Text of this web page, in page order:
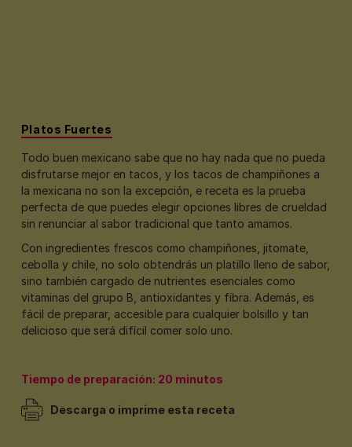
Platos Fuertes
Todo buen mexicano sabe que no hay nada que no pueda
disfrutarse mejor en tacos, y los tacos de champiñones a
la mexicana no son la excepción, e receta es la prueba
perfecta de que puedes elegir opciones libres de crueldad
sin renunciar al sabor tradicional que tanto amamos.
Con ingredientes frescos como champiñones, jitomate,
cebolla y chile, no solo obtendrás un platillo lleno de sabor,
sino también cargado de nutrientes esenciales como
vitaminas del grupo B, antioxidantes y fibra. Además, es
fácil de preparar, accesible para cualquier bolsillo y tan
delicioso que será difícil comer solo uno.
Tiempo de preparación: 20 minutos
Descarga o imprime esta receta